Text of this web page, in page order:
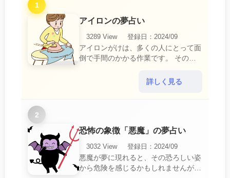
1
アイロンの夢占い
3289 View
登録日：2024/09
アイロンがけは、多くの人にとって面
倒で手間のかかる作業です。 そのた
中で感じるわずらわしさやストレスか
詳しく見る
2
恐怖の象徴「悪魔」の夢占い
3032 View
登録日：2024/09
悪魔が夢に現れると、その恐ろしい姿
から危険を感じるかもしれませんが、